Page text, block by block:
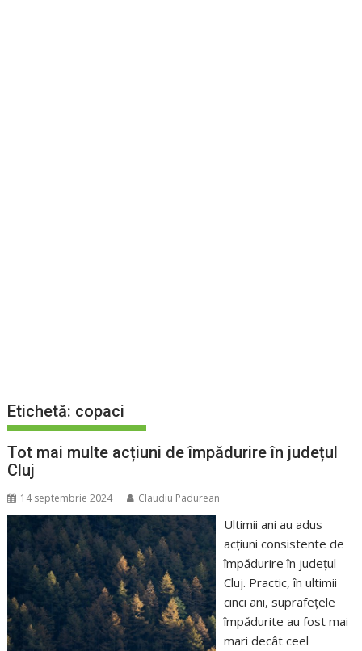
Etichetă: copaci
Tot mai multe acțiuni de împădurire în județul
Cluj
14 septembrie 2024 Claudiu Padurean
Ultimii ani au adus
acțiuni consistente de
împădurire în județul
Cluj. Practic, în ultimii
cinci ani, suprafețele
împădurite au fost mai
mari decât ceel